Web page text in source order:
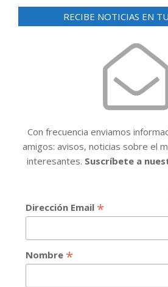
RECIBE NOTICIAS EN
Con frecuencia enviamos
amigos: avisos, noticias sobre el
interesantes. Suscríbete a
Dirección Email *
Nombre *